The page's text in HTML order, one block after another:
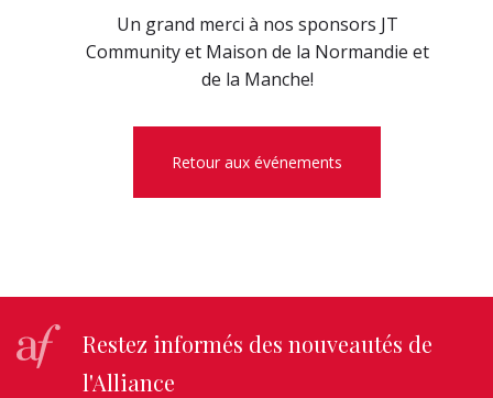
Un grand merci à nos sponsors JT
Community et Maison de la Normandie et
de la Manche!
Retour aux événements
Restez informés des nouveautés de
l'Alliance